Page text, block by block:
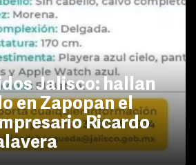
Jalisco: hallan
en Zapopan el
Ricardo